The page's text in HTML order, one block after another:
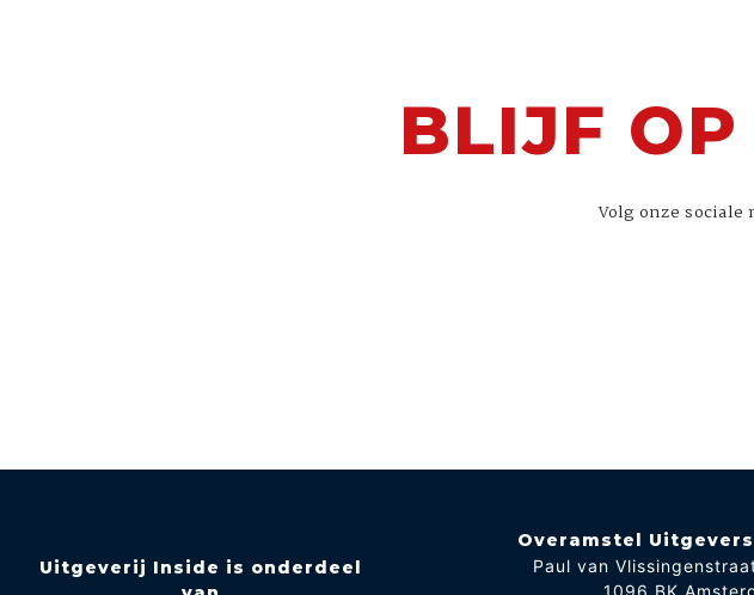
BLIJF OP
Volg onze sociale
Uitgeverij Inside is onderdeel
Overamstel
Paul van
1096 BK